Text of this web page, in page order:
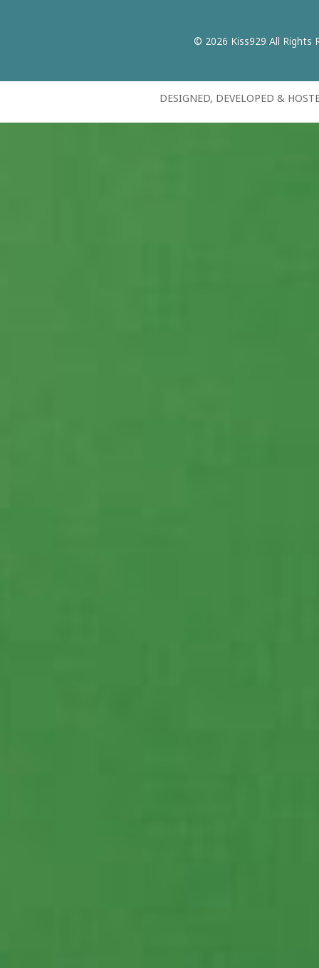
© 2026 Kiss929 All Rights
DESIGNED, DEVELOPED &